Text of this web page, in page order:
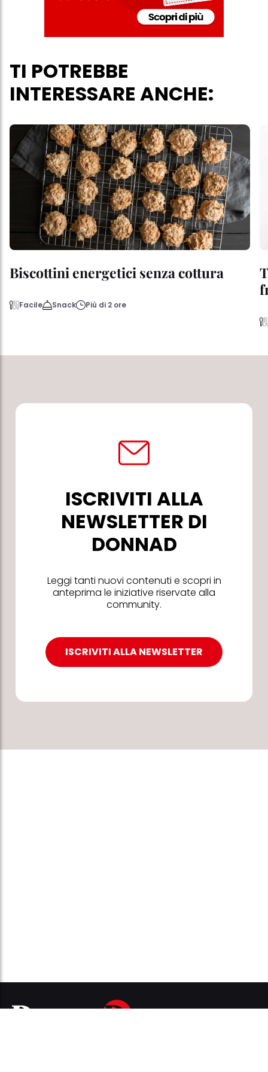
TI POTREBBE
INTERESSARE ANCHE:
Biscottini energetici senza cottura
Facile Snack Più di 2 ore
ISCRIVITI ALLA
NEWSLETTER DI
DONNAD
Leggi tanti nuovi contenuti e scopri in
anteprima le iniziative riservate alla
community.
ISCRIVITI ALLA NEWSLETTER
verranno utilizzati solo i cookie tecnicamente necessari per fornirti